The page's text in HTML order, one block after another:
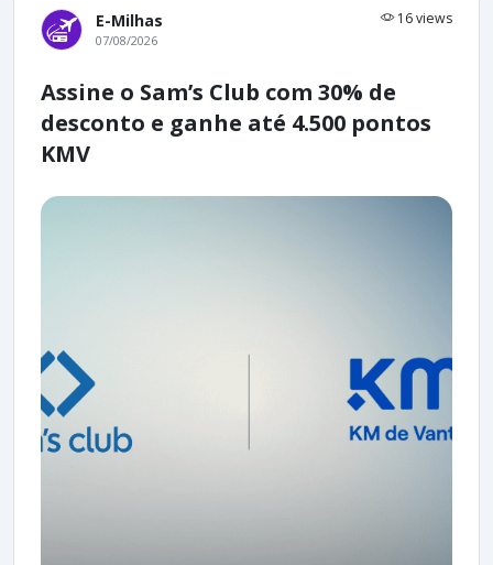
E-Milhas 16 views
07/08/2026
Assine o Sam’s Club com 30% de
desconto e ganhe até 4.500 pontos
KMV